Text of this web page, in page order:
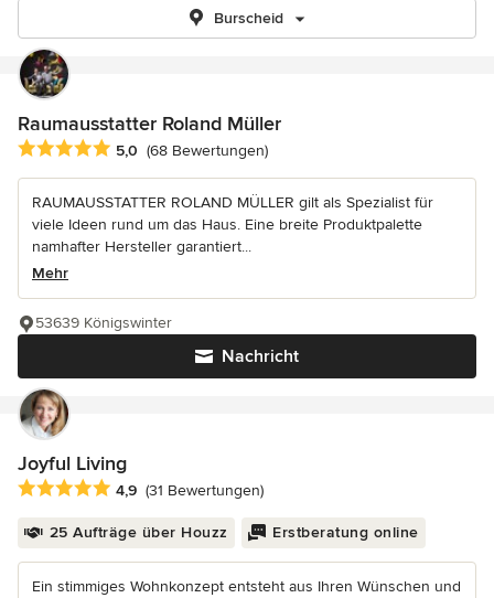
Burscheid
Raumausstatter Roland Müller
Durchschnittliche Bewertung: 5 von 5 Sternen
5,0 (68 Bewertungen)
RAUMAUSSTATTER ROLAND MÜLLER gilt als Spezialist für
viele Ideen rund um das Haus. Eine breite Produktpalette
namhafter Hersteller garantiert...
Mehr
Nachricht
53639 Königswinter
Joyful Living
Durchschnittliche Bewertung: 4.9 von 5 Sternen
4,9 (31 Bewertungen)
25 Aufträge über Houzz Erstberatung online
Ein stimmiges Wohnkonzept entsteht aus Ihren Wünschen und